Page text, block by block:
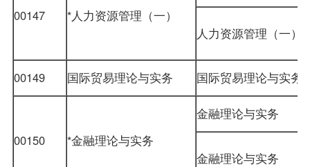
00147 *人力资源管理（一）
人力资源管理（一）
00149 国际贸易理论与实务 国际贸易理论与实务
00150 *金融理论与实务
金融理论与实务
金融理论与实务